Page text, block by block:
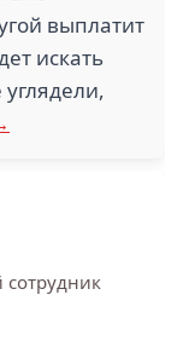
выплатит
искать